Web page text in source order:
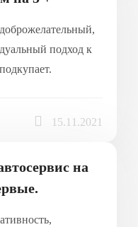
подход к
15.11.2021
на